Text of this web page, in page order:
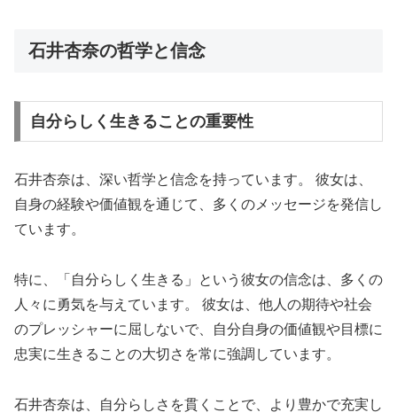
石井杏奈の哲学と信念
自分らしく生きることの重要性
石井杏奈は、深い哲学と信念を持っています。 彼女は、
自身の経験や価値観を通じて、多くのメッセージを発信し
ています。
特に、「自分らしく生きる」という彼女の信念は、多くの
人々に勇気を与えています。 彼女は、他人の期待や社会
のプレッシャーに屈しないで、自分自身の価値観や目標に
忠実に生きることの大切さを常に強調しています。
石井杏奈は、自分らしさを貫くことで、より豊かで充実し